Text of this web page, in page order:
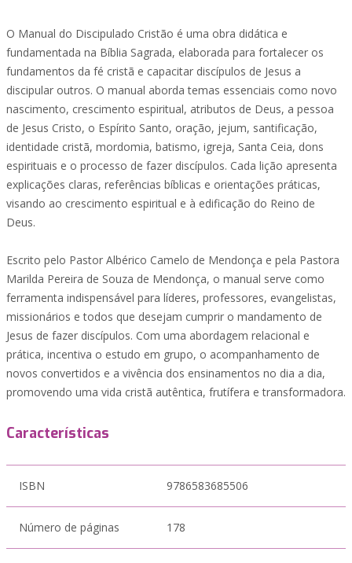
O Manual do Discipulado Cristão é uma obra didática e
fundamentada na Bíblia Sagrada, elaborada para fortalecer os
fundamentos da fé cristã e capacitar discípulos de Jesus a
discipular outros. O manual aborda temas essenciais como novo
nascimento, crescimento espiritual, atributos de Deus, a pessoa
de Jesus Cristo, o Espírito Santo, oração, jejum, santificação,
identidade cristã, mordomia, batismo, igreja, Santa Ceia, dons
espirituais e o processo de fazer discípulos. Cada lição apresenta
explicações claras, referências bíblicas e orientações práticas,
visando ao crescimento espiritual e à edificação do Reino de
Deus.
Escrito pelo Pastor Albérico Camelo de Mendonça e pela Pastora
Marilda Pereira de Souza de Mendonça, o manual serve como
ferramenta indispensável para líderes, professores, evangelistas,
missionários e todos que desejam cumprir o mandamento de
Jesus de fazer discípulos. Com uma abordagem relacional e
prática, incentiva o estudo em grupo, o acompanhamento de
novos convertidos e a vivência dos ensinamentos no dia a dia,
promovendo uma vida cristã autêntica, frutífera e transformadora.
Características
ISBN 9786583685506
Número de páginas 178